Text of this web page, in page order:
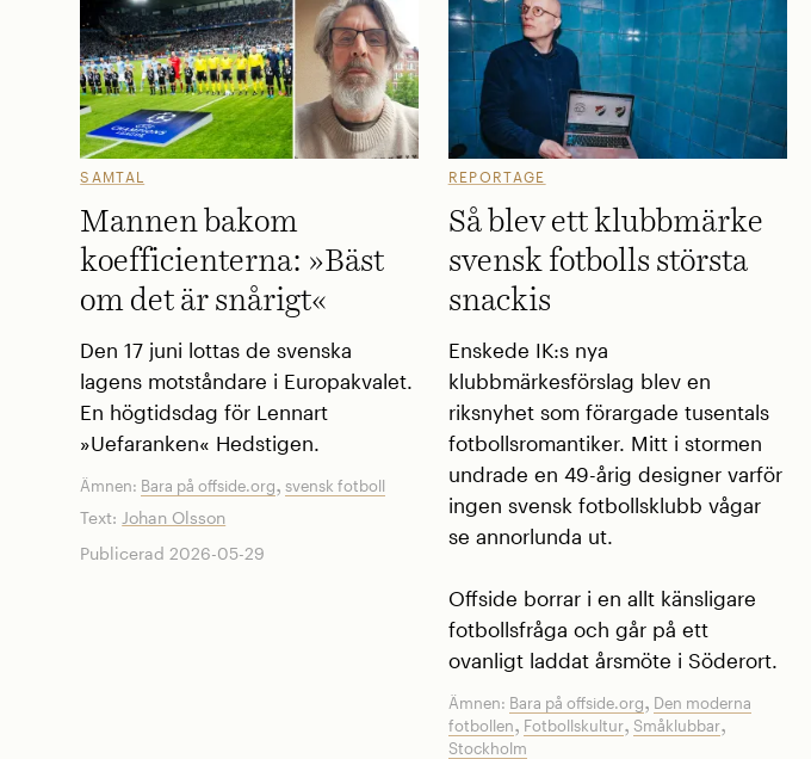
SAMTAL
Mannen bakom
koefficienterna: »Bäst
om det är snårigt«
Den 17 juni lottas de svenska
lagens motståndare i Europakvalet.
En högtidsdag för Lennart
»Uefaranken« Hedstigen.
Ämnen: Bara på offside.org,svensk fotboll
Text: Johan Olsson
Publicerad 2026-05-29
REPORTAGE
Så blev ett klubbmärke
svensk fotbolls största
snackis
Enskede IK:s nya
klubbmärkesförslag blev en
riksnyhet som förargade tusentals
fotbollsromantiker. Mitt i stormen
undrade en 49-årig designer varför
ingen svensk fotbollsklubb vågar
se annorlunda ut.
Offside borrar i en allt känsligare
fotbollsfråga och går på ett
ovanligt laddat årsmöte i Söderort.
Ämnen: Bara på offside.org, Den moderna
fotbollen, Fotbollskultur, Småklubbar,
Stockholm